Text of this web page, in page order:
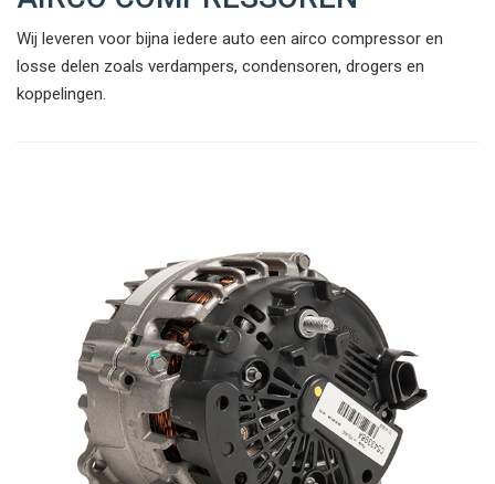
Wij leveren voor bijna iedere auto een airco compressor en
losse delen zoals verdampers, condensoren, drogers en
koppelingen.